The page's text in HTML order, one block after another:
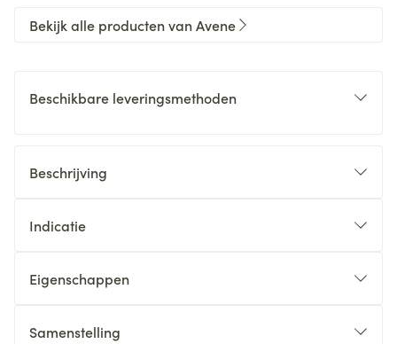
Bekijk alle producten van Avene
Beschikbare leveringsmethoden
Beschrijving
Indicatie
Eigenschappen
Samenstelling